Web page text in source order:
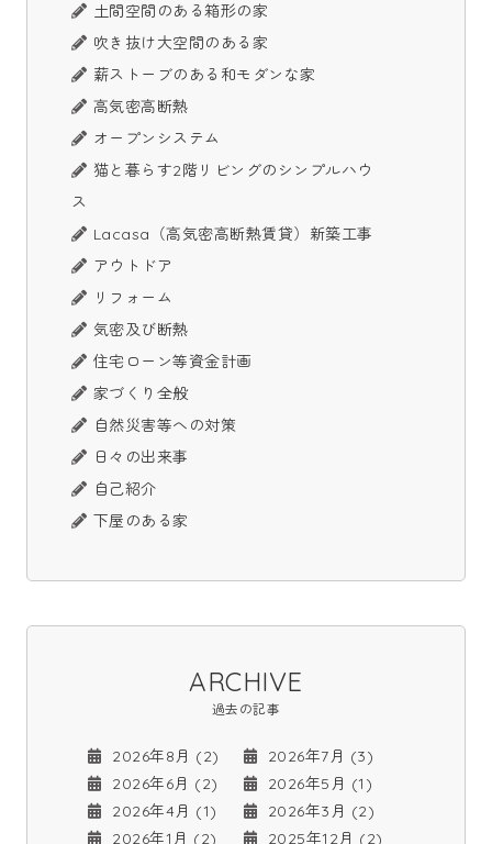
土間空間のある箱形の家
吹き抜け大空間のある家
薪ストーブのある和モダンな家
高気密高断熱
オープンシステム
猫と暮らす2階リビングのシンプルハウ
ス
Lacasa（高気密高断熱賃貸）新築工事
アウトドア
リフォーム
気密及び断熱
住宅ローン等資金計画
家づくり全般
自然災害等への対策
日々の出来事
自己紹介
下屋のある家
ARCHIVE
過去の記事
2026年8月 (2)
2026年7月 (3)
2026年6月 (2)
2026年5月 (1)
2026年4月 (1)
2026年3月 (2)
2026年1月 (2)
2025年12月 (2)